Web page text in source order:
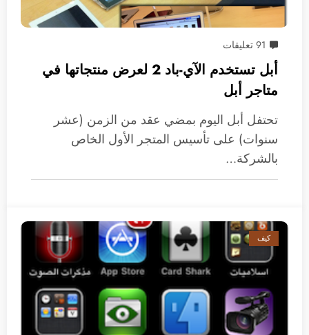
91 تعليقات
أبل تستخدم الآي-باد 2 لعرض منتجاتها في
متاجر أبل
تحتفل أبل اليوم بمضي عقد من الزمن (عشر
سنوات) على تأسيس المتجر الأول الخاص
بالشركة…
كيف